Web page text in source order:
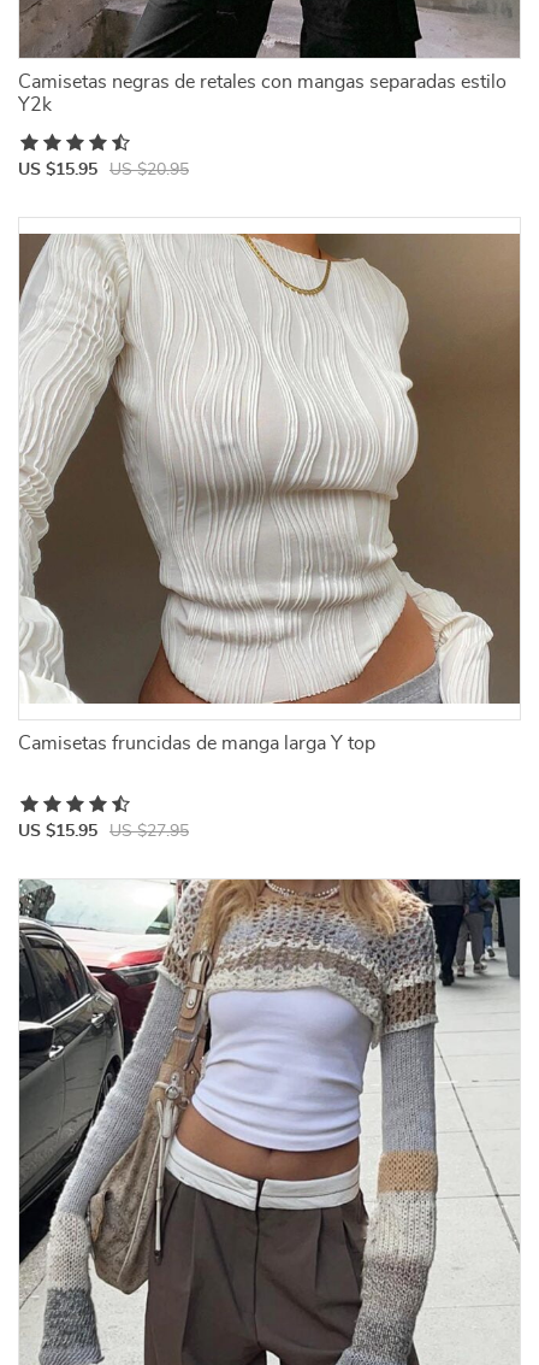
Camisetas negras de retales con mangas separadas estilo
Y2k
US $15.95 US $20.95
Camisetas fruncidas de manga larga Y top
US $15.95 US $27.95